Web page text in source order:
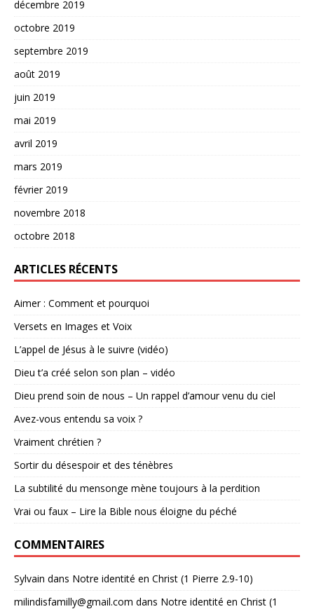
décembre 2019
octobre 2019
septembre 2019
août 2019
juin 2019
mai 2019
avril 2019
mars 2019
février 2019
novembre 2018
octobre 2018
ARTICLES RÉCENTS
Aimer : Comment et pourquoi
Versets en Images et Voix
L’appel de Jésus à le suivre (vidéo)
Dieu t’a créé selon son plan – vidéo
Dieu prend soin de nous – Un rappel d’amour venu du ciel
Avez-vous entendu sa voix ?
Vraiment chrétien ?
Sortir du désespoir et des ténèbres
La subtilité du mensonge mène toujours à la perdition
Vrai ou faux – Lire la Bible nous éloigne du péché
COMMENTAIRES
Sylvain dans Notre identité en Christ (1 Pierre 2.9-10)
milindisfamilly@gmail.com dans Notre identité en Christ (1